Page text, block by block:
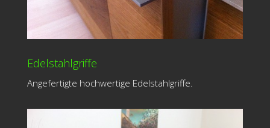
Edelstahlgriffe
Angefertigte hochwertige Edelstahlgriffe.